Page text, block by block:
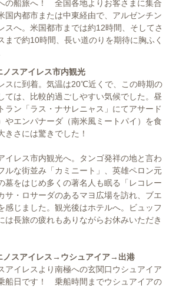
の船旅へ！ 全国各地よりお客さまに集合
国内都市または中東経由で、アルゼンチン
スへ。米国都市までは約12時間、そしてさ
まで約10時間、長い道のりを期待に胸ふく
スアイレス市内観光
スに到着。気温は20℃近くで、この時期の
ては、比較的過ごしやすい気候でした。昼
ラン「ラス・ナサレニャス」にてアサード
やエンパナーダ（南米風ミートパイ）を食
きさには驚きでした！
イレス市内観光へ。タンゴ発祥の地と言わ
ルな街並み「カミニート」、英雄ペロン元
墓をはじめ多くの著名人も眠る「レコレー
サ・ロサーダのあるマヨ広場を訪れ、ブエ
感じました。観光後はホテルへ。ビュッフ
は長旅の疲れもありながらお休みいただき
ノスアイレス→ウシュアイア→出港
アイレスより南極への玄関口ウシュアイア
船日です！ 乗船時間までウシュアイアの